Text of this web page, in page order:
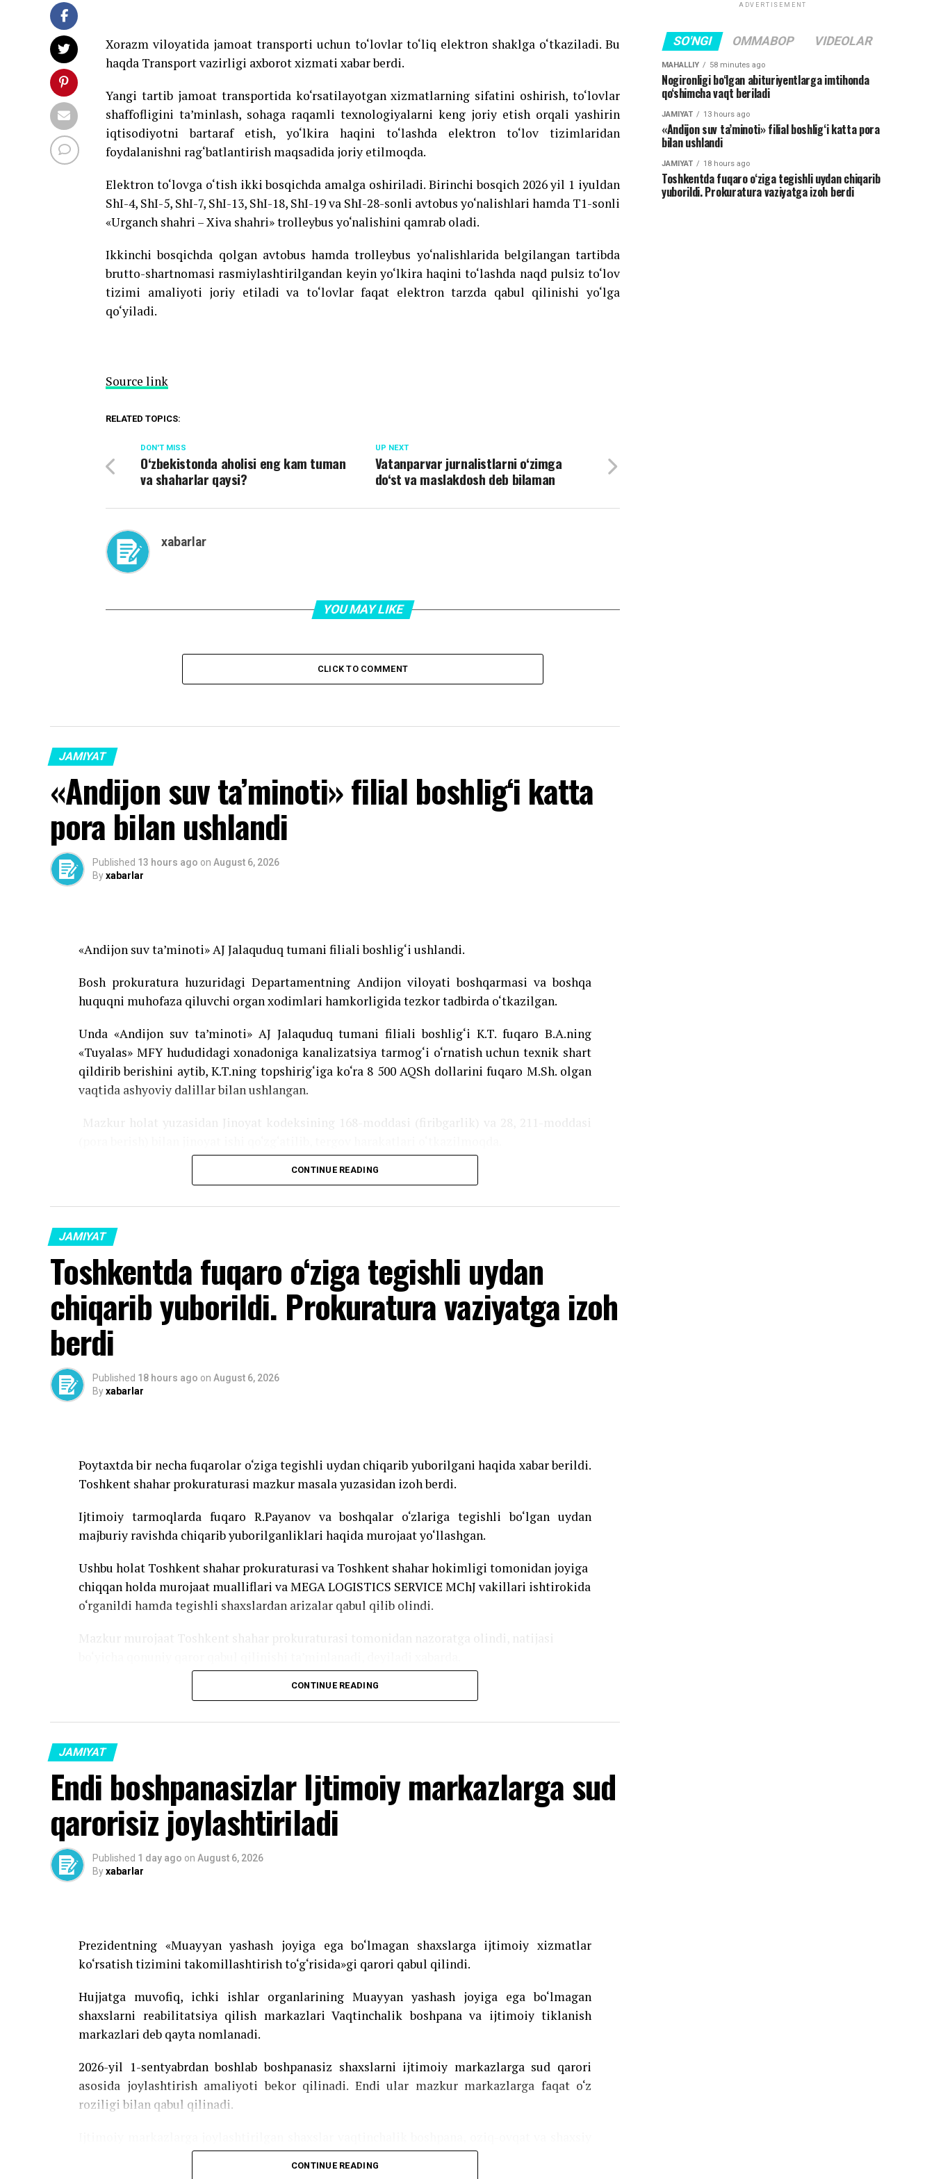
Xorazm viloyatida jamoat transporti uchun to‘lovlar to‘liq elektron shaklga o‘tkaziladi. Bu
haqda Transport vazirligi axborot xizmati xabar berdi.
Yangi tartib jamoat transportida ko‘rsatilayotgan xizmatlarning sifatini oshirish, to‘lovlar
shaffofligini ta’minlash, sohaga raqamli texnologiyalarni keng joriy etish orqali yashirin
iqtisodiyotni bartaraf etish, yo‘lkira haqini to‘lashda elektron to‘lov tizimlaridan
foydalanishni rag‘batlantirish maqsadida joriy etilmoqda.
Elektron to‘lovga o‘tish ikki bosqichda amalga oshiriladi. Birinchi bosqich 2026 yil 1 iyuldan
ShI-4, ShI-5, ShI-7, ShI-13, ShI-18, ShI-19 va ShI-28-sonli avtobus yo‘nalishlari hamda T1-sonli
«Urganch shahri – Xiva shahri» trolleybus yo‘nalishini qamrab oladi.
Ikkinchi bosqichda qolgan avtobus hamda trolleybus yo‘nalishlarida belgilangan tartibda
brutto-shartnomasi rasmiylashtirilgandan keyin yo‘lkira haqini to‘lashda naqd pulsiz to‘lov
tizimi amaliyoti joriy etiladi va to‘lovlar faqat elektron tarzda qabul qilinishi yo‘lga
qo‘yiladi.
Source link
RELATED TOPICS:
UP NEXT
Vatanparvar jurnalistlarni o‘zimga
do‘st va maslakdosh deb bilaman
DON'T MISS
O‘zbekistonda aholisi eng kam tuman
va shaharlar qaysi?
xabarlar
YOU MAY LIKE
CLICK TO COMMENT
JAMIYAT
«Andijon suv ta’minoti» filial boshlig‘i katta
pora bilan ushlandi
Published 13 hours ago on August 6, 2026
Byxabarlar
«Andijon suv ta’minoti» AJ Jalaquduq tumani filiali boshlig‘i ushlandi.
Bosh prokuratura huzuridagi Departamentning Andijon viloyati boshqarmasi va boshqa
huquqni muhofaza qiluvchi organ xodimlari hamkorligida tezkor tadbirda o‘tkazilgan.
Unda «Andijon suv ta’minoti» AJ Jalaquduq tumani filiali boshlig‘i K.T. fuqaro B.A.ning
«Tuyalas» MFY hududidagi xonadoniga kanalizatsiya tarmog‘i o‘rnatish uchun texnik shart
qildirib berishini aytib, K.T.ning topshirig‘iga ko‘ra 8 500 AQSh dollarini fuqaro M.Sh. olgan
vaqtida ashyoviy dalillar bilan ushlangan.
Mazkur holat yuzasidan Jinoyat kodeksining 168-moddasi (firibgarlik) va 28, 211-moddasi
Source link
CONTINUE READING
JAMIYAT
Toshkentda fuqaro o‘ziga tegishli uydan
chiqarib yuborildi. Prokuratura vaziyatga izoh
berdi
Published 18 hours ago on August 6, 2026
Byxabarlar
Poytaxtda bir necha fuqarolar o‘ziga tegishli uydan chiqarib yuborilgani haqida xabar berildi.
Toshkent shahar prokuraturasi mazkur masala yuzasidan izoh berdi.
Ijtimoiy tarmoqlarda fuqaro R.Payanov va boshqalar o‘zlariga tegishli bo‘lgan uydan
majburiy ravishda chiqarib yuborilganliklari haqida murojaat yo‘llashgan.
Ushbu holat Toshkent shahar prokuraturasi va Toshkent shahar hokimligi tomonidan joyiga
chiqqan holda murojaat mualliflari va MEGA LOGISTICS SERVICE MChJ vakillari ishtirokida
o‘rganildi hamda tegishli shaxslardan arizalar qabul qilib olindi.
Mazkur murojaat Toshkent shahar prokuraturasi tomonidan nazoratga olindi, natijasi
Source link
CONTINUE READING
JAMIYAT
Endi boshpanasizlar Ijtimoiy markazlarga sud
qarorisiz joylashtiriladi
Published 1 day ago on August 6, 2026
Byxabarlar
Prezidentning «Muayyan yashash joyiga ega bo‘lmagan shaxslarga ijtimoiy xizmatlar
ko‘rsatish tizimini takomillashtirish to‘g‘risida»gi qarori qabul qilindi.
Hujjatga muvofiq, ichki ishlar organlarining Muayyan yashash joyiga ega bo‘lmagan
shaxslarni reabilitatsiya qilish markazlari Vaqtinchalik boshpana va ijtimoiy tiklanish
markazlari deb qayta nomlanadi.
2026-yil 1-sentyabrdan boshlab boshpanasiz shaxslarni ijtimoiy markazlarga sud qarori
asosida joylashtirish amaliyoti bekor qilinadi. Endi ular mazkur markazlarga faqat o‘z
roziligi bilan qabul qilinadi.
gigiyena vositalari bilan ta’minlanadi. Shuningdek, ular individual rejalar asosida ijtimoiy
CONTINUE READING
ADVERTISEMENT
SO'NGI OMMABOP VIDEOLAR
MAHALLIY 58 minutes ago
Nogironligi bo‘lgan abituriyentlarga imtihonda
qo‘shimcha vaqt beriladi
JAMIYAT 13 hours ago
«Andijon suv ta’minoti» filial boshlig‘i katta pora
bilan ushlandi
JAMIYAT 18 hours ago
Toshkentda fuqaro o‘ziga tegishli uydan chiqarib
yuborildi. Prokuratura vaziyatga izoh berdi